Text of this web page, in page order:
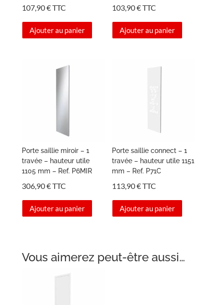
107,90€TTC
Ajouter au panier
103,90€TTC
Ajouter au panier
Porte saillie miroir – 1
travée – hauteur utile
1105 mm – Ref. P6MIR
306,90€TTC
Ajouter au panier
Porte saillie connect – 1
travée – hauteur utile 1151
mm – Ref. P71C
113,90€TTC
Ajouter au panier
Vous aimerez peut-être aussi…